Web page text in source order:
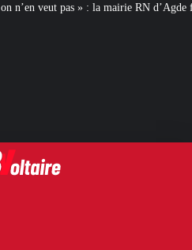
face à la meute « antiraciste » La